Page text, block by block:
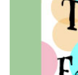
Teatro In
per far